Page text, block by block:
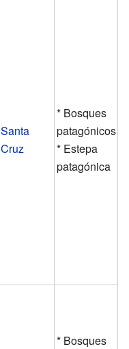
Santa
Cruz
* Bosques
patagónicos
* Estepa
patagónica
* Bosques